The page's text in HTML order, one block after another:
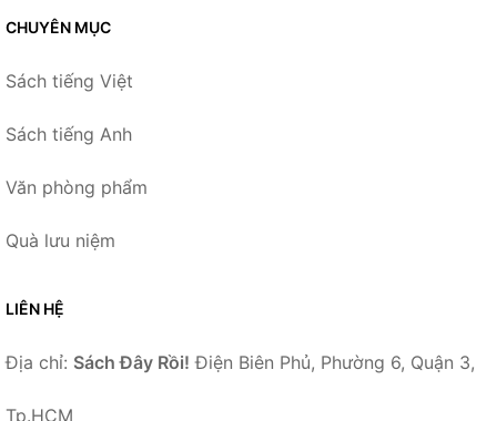
CHUYÊN MỤC
Sách tiếng Việt
Sách tiếng Anh
Văn phòng phẩm
Quà lưu niệm
LIÊN HỆ
Địa chỉ: Sách Đây Rồi! Điện Biên Phủ, Phường 6, Quận 3,
Tp.HCM